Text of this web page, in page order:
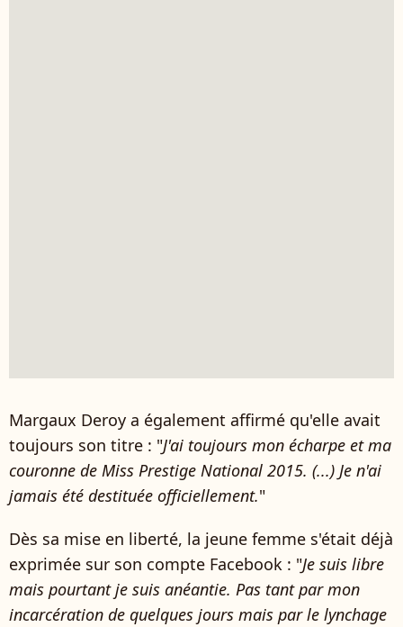
Margaux Deroy a également affirmé qu'elle avait
toujours son titre : "J'ai toujours mon écharpe et ma
couronne de Miss Prestige National 2015. (...) Je n'ai
jamais été destituée officiellement."
Dès sa mise en liberté, la jeune femme s'était déjà
exprimée sur son compte Facebook : "Je suis libre
mais pourtant je suis anéantie. Pas tant par mon
incarcération de quelques jours mais par le lynchage